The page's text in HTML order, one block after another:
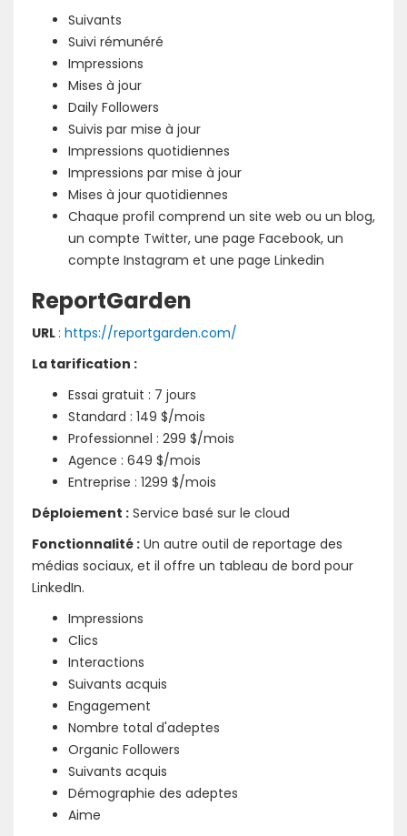
Suivants
Suivi rémunéré
Impressions
Mises à jour
Daily Followers
Suivis par mise à jour
Impressions quotidiennes
Impressions par mise à jour
Mises à jour quotidiennes
Chaque profil comprend un site web ou un blog,
un compte Twitter, une page Facebook, un
compte Instagram et une page Linkedin
ReportGarden
URL: https://reportgarden.com/
La tarification :
Essai gratuit : 7 jours
Standard : 149 $/mois
Professionnel : 299 $/mois
Agence : 649 $/mois
Entreprise : 1299 $/mois
Déploiement : Service basé sur le cloud
Fonctionnalité : Un autre outil de reportage des
médias sociaux, et il offre un tableau de bord pour
LinkedIn.
Impressions
Clics
Interactions
Suivants acquis
Engagement
Nombre total d'adeptes
Organic Followers
Suivants acquis
Démographie des adeptes
Aime